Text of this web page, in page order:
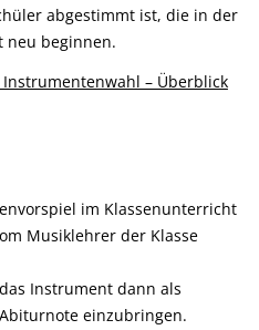
abgestimmt ist, die in der
neu beginnen.
– Überblick
im Klassenunterricht
Musiklehrer der Klasse
Instrument dann als
einzubringen.